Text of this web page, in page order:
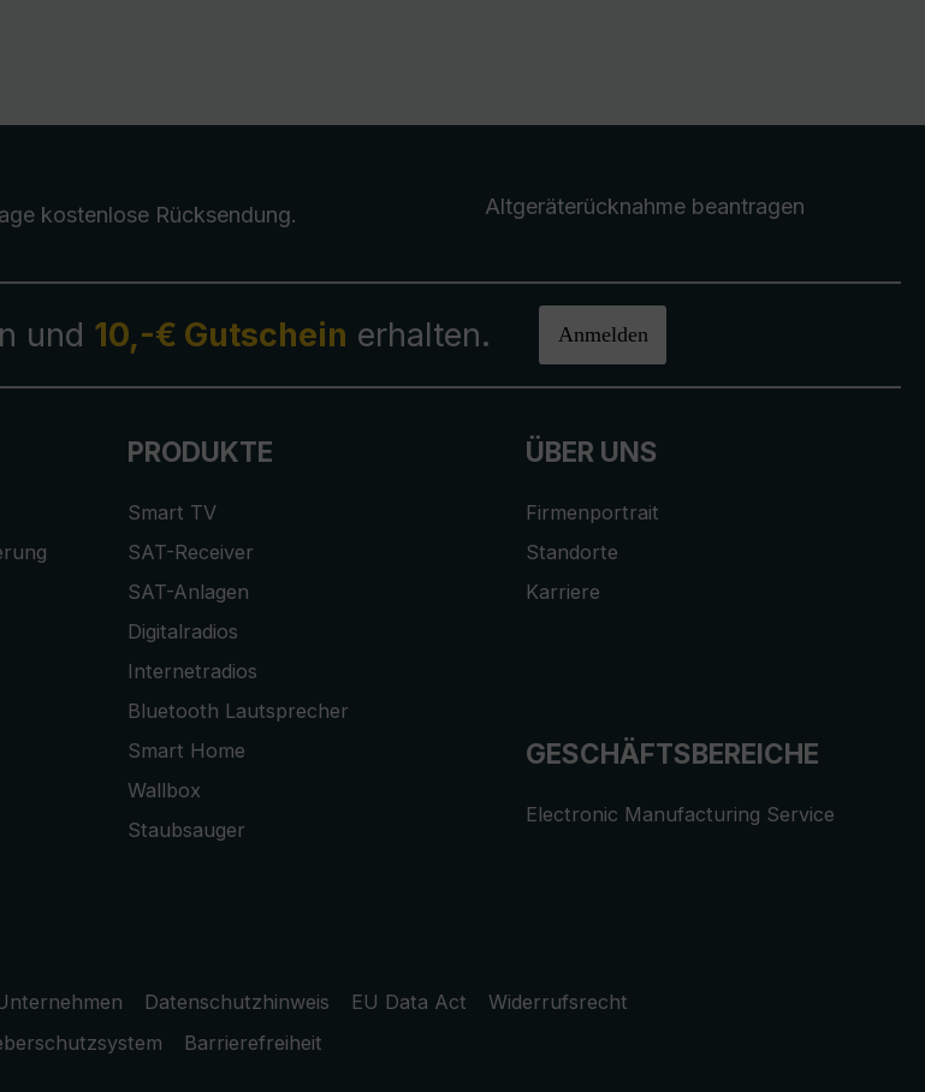
kostenlose Rücksendung. Altgeräterücknahme beantragen
und 10,-€ Gutschein erhalten. Anmelden
PRODUKTE
Smart TV
SAT-Receiver
SAT-Anlagen
Digitalradios
Internetradios
Bluetooth Lautsprecher
Smart Home
Wallbox
Staubsauger
ÜBER UNS
Firmenportrait
Standorte
Karriere
GESCHÄFTSBEREICHE
Electronic Manufacturing Service
Datenschutzhinweis EU Data Act
Widerrufsrecht
Barrierefreiheit